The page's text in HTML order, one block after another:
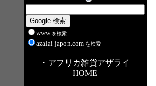
WWW を検索
azalai-japon.com を検索
・アフリカ雑貨アザライ
HOME